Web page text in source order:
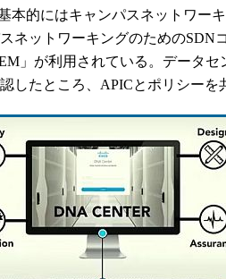
本的にはキャンパスネットワー
ネットワーキングのためのSDN
」が利用されている。データ
したところ、APICとポリシーを